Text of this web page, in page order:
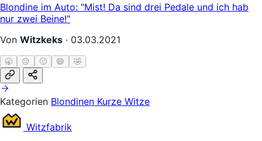
Blondine im Auto: "Mist! Da sind drei Pedale und ich hab
nur zwei Beine!"
Von Witzkeks · 03.03.2021
🥱 😐 🙂 😄 🤣
Kategorien Blondinen Kurze Witze
Witzfabrik